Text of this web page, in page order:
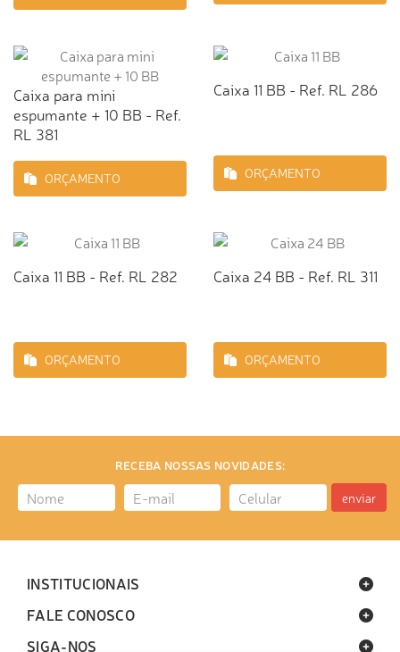
Caixa para mini
espumante + 10 BB - Ref.
RL 381
ORÇAMENTO
Caixa 11 BB - Ref. RL 286
ORÇAMENTO
Caixa 11 BB - Ref. RL 282
ORÇAMENTO
Caixa 24 BB - Ref. RL 311
ORÇAMENTO
RECEBA NOSSAS NOVIDADES:
enviar
INSTITUCIONAIS
FALE CONOSCO
SIGA-NOS